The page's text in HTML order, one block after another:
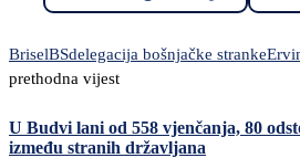
BriselBSdelegacija bošnjačke stranke
prethodna vijest
U Budvi lani od 558 vjenčanja, 80
između stranih državljana